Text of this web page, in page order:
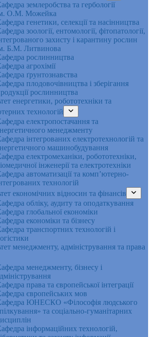
землеробства та гербології
О.М. Можейка
генетики, селекції та насінництва
зоології, ентомології, фітопатології,
захисту і карантину рослин
Б.М. Литвинова
рослинництва
агрохімії
ґрунтознавства
плодовочівництва і зберігання
рослинництва
енергетики, робототехніки та
технологій
електропостачання та
менеджменту
інтегрованих електротехнологій та
машинобудування
електромеханіки, робототехніки,
інженерії та електротехніки
автоматизації та комп’ютерно-
технологій
економічних відносин та фінансів
обліку, аудиту та оподаткування
глобальної економіки
економіки та бізнесу
транспортних технологій і
менеджменту, адміністрування та права
менеджменту, бізнесу і
права та європейської інтеграції
європейських мов
ЮНЕСКО «Філософія людського
та соціально-гуманітарних
інформаційних технологій,